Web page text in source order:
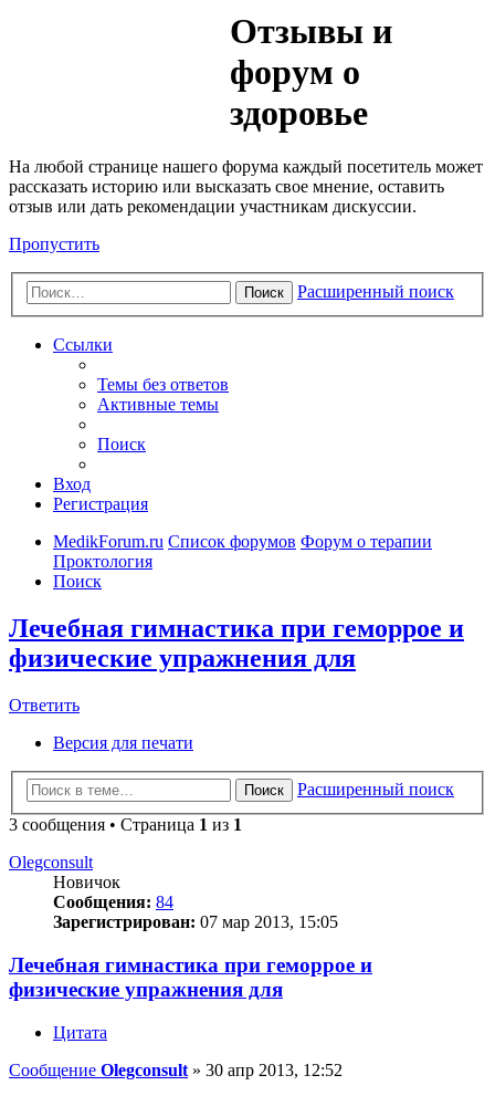
Отзывы и
форум о
здоровье
На любой странице нашего форума каждый посетитель может
рассказать историю или высказать свое мнение, оставить
отзыв или дать рекомендации участникам дискуссии.
Пропустить
Поиск Расширенный поиск
Ссылки
Темы без ответов
Активные темы
Поиск
Вход
Регистрация
MedikForum.ru Список форумов Форум о терапии
Проктология
Поиск
Лечебная гимнастика при геморрое и
физические упражнения для
Ответить
Версия для печати
Поиск
Расширенный поиск
3 сообщения • Страница 1 из 1
Olegconsult
Новичок
Сообщения: 84
Зарегистрирован: 07 мар 2013, 15:05
Лечебная гимнастика при геморрое и
физические упражнения для
Цитата
Сообщение Olegconsult » 30 апр 2013, 12:52